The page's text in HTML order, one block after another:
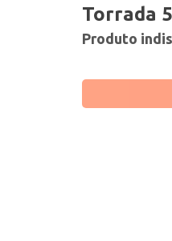
Torrada
Produto